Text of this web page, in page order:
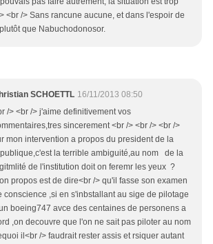
<br /> Sans rancune aucune, et dans l'espoir de
que Nabuchodonosor.
SCHOETTL 16/11/2013 08:50
/> <br /> j'aime definitivement vos
sincerement <br /> <br /> <br />
mon intervention a propos du president de la
la terrible ambiguité,au nom de la
de l'institution doit on feremr les yeux ?
propos est de dire<br /> qu'il fasse son examen
conscience ,si en s'inbstallant au sige de pilotage
boeing747 avce des centaines de personens a
,on decouvre que l'on ne sait pas piloter au nom
il<br /> faudrait rester assis et rsiquer autant